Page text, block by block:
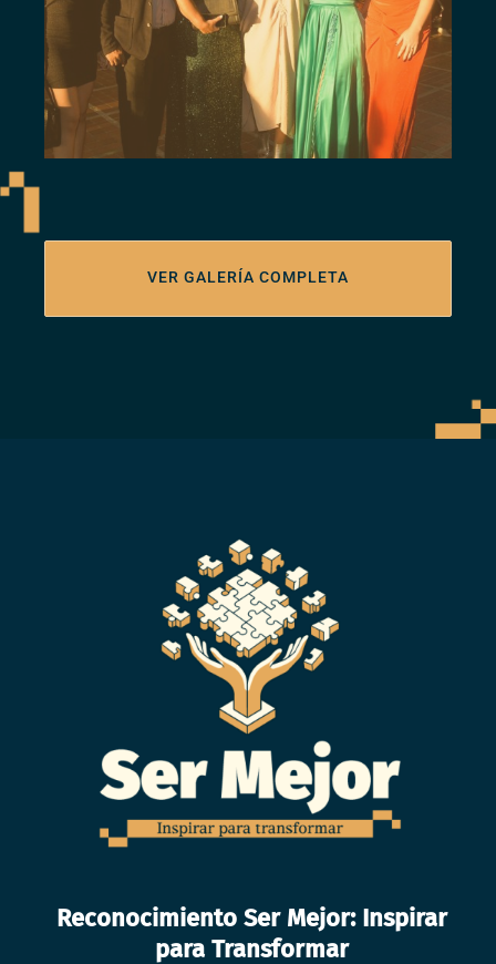
SERMEJOR48
VER GALERÍA COMPLETA
Reconocimiento Ser Mejor: Inspirar
para Transformar